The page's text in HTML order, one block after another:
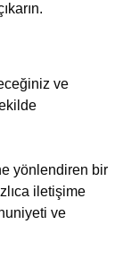
ve
yönlendiren bir
iletişime
ve